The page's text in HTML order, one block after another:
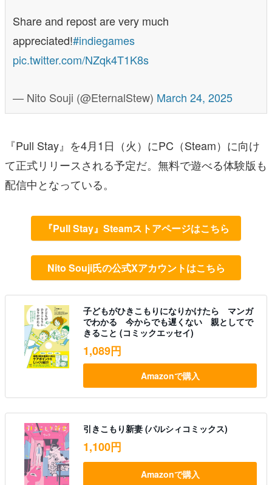
Share and repost are very much
appreciated!#indiegames
pic.twitter.com/NZqk4T1K8s
— Nito Souji (@EternalStew) March 24, 2025
『Pull Stay』を4月1日（火）にPC（Steam）に向け
て正式リリースされる予定だ。無料で遊べる体験版も
配信中となっている。
『Pull Stay』Steamストアページはこちら
Nito Souji氏の公式Xアカウントはこちら
子どもがひきこもりになりかけたら マンガ
でわかる 今からでも遅くない 親としてで
きること (コミックエッセイ)
1,089円
Amazonで購入
引きこもり新妻 (パルシィコミックス)
1,100円
Amazonで購入